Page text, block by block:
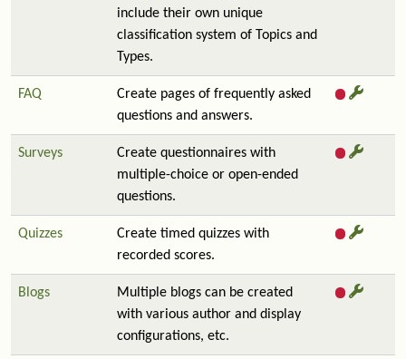
include their own unique
classification system of Topics and
Types.
FAQ
Create pages of frequently asked
questions and answers.
Surveys
Create questionnaires with
multiple-choice or open-ended
questions.
Quizzes
Create timed quizzes with
recorded scores.
Blogs
Multiple blogs can be created
with various author and display
configurations, etc.